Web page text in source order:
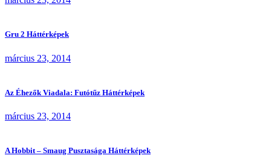
Gru 2 Háttérképek
március 23, 2014
Az Éhezők Viadala: Futótűz Háttérképek
március 23, 2014
A Hobbit – Smaug Pusztasága Háttérképek